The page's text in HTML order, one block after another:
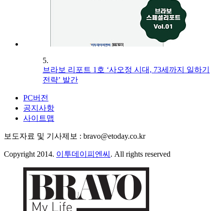
5.
브라보 리포트 1호 ‘사오정 시대, 73세까지 일하기
전략’ 발간
PC버전
공지사항
사이트맵
보도자료 및 기사제보 : bravo@etoday.co.kr
Copyright 2014. 이투데이피엔씨 . All rights reserved